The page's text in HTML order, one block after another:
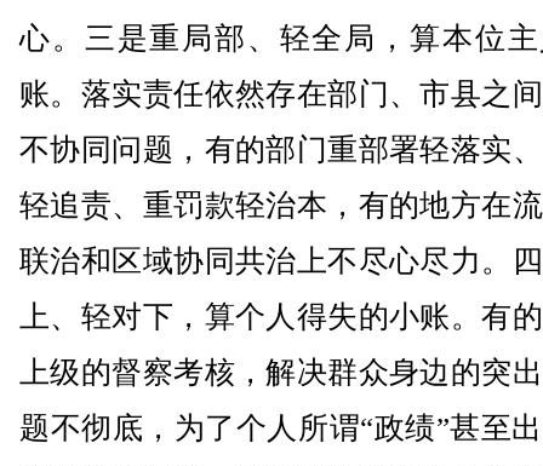
心。三是重局部、轻全局，算本位
账。落实责任依然存在部门、市县之
不协同问题，有的部门重部署轻落实
轻追责、重罚款轻治本，有的地方在
联治和区域协同共治上不尽心尽力。
上、轻对下，算个人得失的小账。有
上级的督察考核，解决群众身边的突
题不彻底，为了个人所谓“政绩”甚至